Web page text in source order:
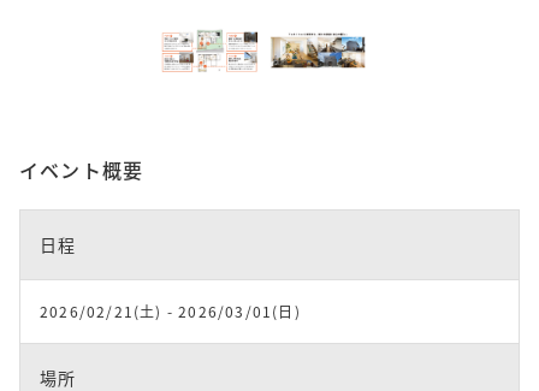
イベント概要
日程
2026/02/21(土) - 2026/03/01(日)
場所